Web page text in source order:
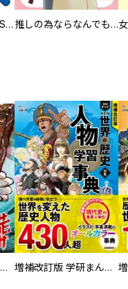
ポプテピピック SEASON EIGHT 推しの為ならなんでもします！
オーディンの舟葬 分冊版 増補改訂版 学研まんが NEW世界の歴史 別巻 人物学習事典